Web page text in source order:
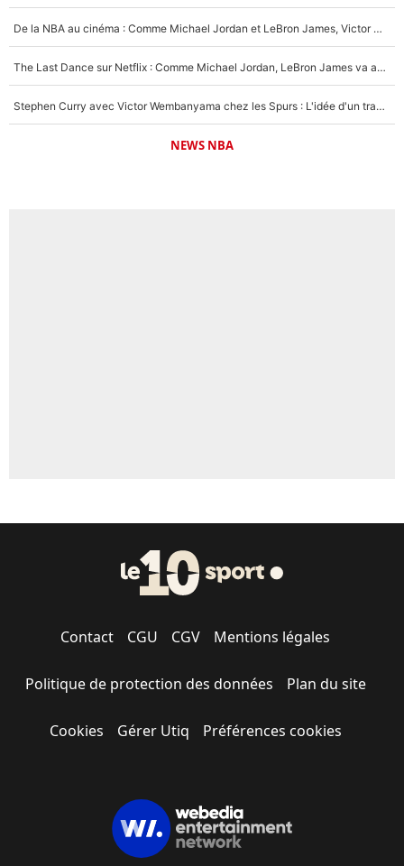
De la NBA au cinéma : Comme Michael Jordan et LeBron James, Victor Wembanyama rêve d'une carrière d'acteur !
The Last Dance sur Netflix : Comme Michael Jordan, LeBron James va avoir le droit à sa série !
Stephen Curry avec Victor Wembanyama chez les Spurs : L'idée d'un trade historique est lancée en NBA !
NEWS NBA
Contact CGU CGV Mentions légales
Politique de protection des données Plan du site
Cookies Gérer Utiq Préférences cookies